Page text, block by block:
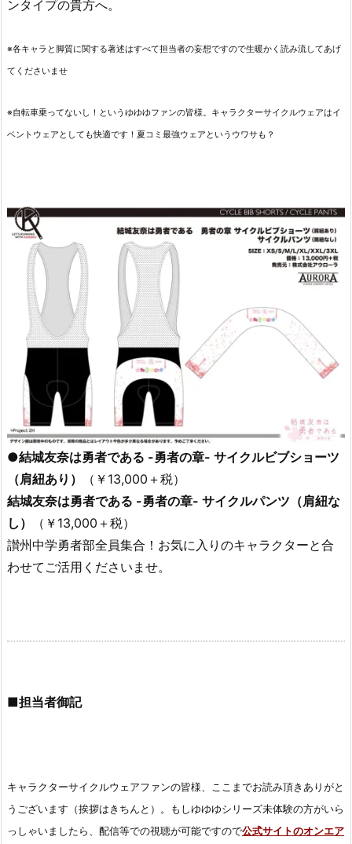
ンタイプの貴方へ。
※各キャラと脚質に関する著述はすべて担当者の妄想ですので生暖かく読み流してあげ
てくださいませ
※自転車乗ってないし！というゆゆゆファンの皆様。キャラクターサイクルウェアはイ
ベントウェアとしても快適です！夏コミ最強ウェアというウワサも？
●結城友奈は勇者である -勇者の章- サイクルビブショーツ
（肩紐あり）
（￥13,000＋税）
結城友奈は勇者である -勇者の章- サイクルパンツ（肩紐な
し）
（￥13,000＋税）
讃州中学勇者部全員集合！お気に入りのキャラクターと合
わせてご活用くださいませ。
■担当者御記
キャラクターサイクルウェアファンの皆様、ここまでお読み頂きありがと
うございます（挨拶はきちんと）。もしゆゆゆシリーズ未体験の方がいら
っしゃいましたら、配信等での視聴が可能ですので公式サイトのオンエア